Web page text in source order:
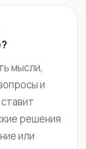
мысли,
и
решения
или